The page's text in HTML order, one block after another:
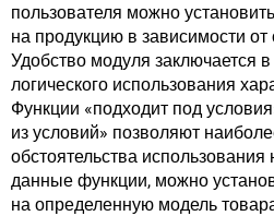
пользователя можно
на продукцию в зависимости
Удобство модуля заключается
логического использования
Функции «подходит под
из условий» позволяют
обстоятельства
данные функции, можно
на определенную модель